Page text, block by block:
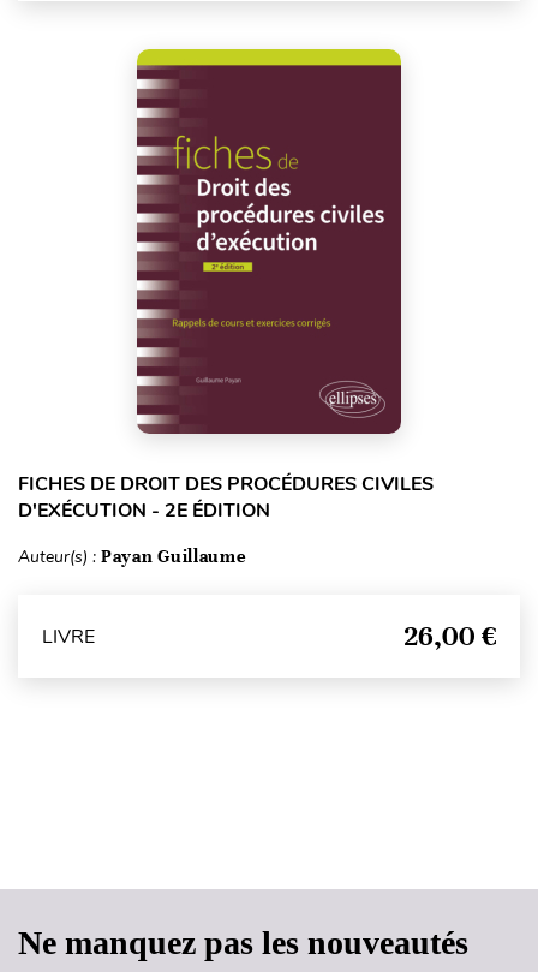
FICHES DE DROIT DES PROCÉDURES CIVILES
D'EXÉCUTION - 2E ÉDITION
Auteur(s) : Payan Guillaume
LIVRE 26,00 €
Ne manquez pas les nouveautés